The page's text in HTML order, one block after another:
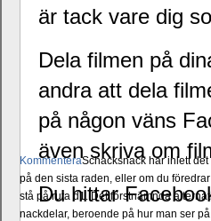
KommenteraSchacksnack har inlett
på den sista raden, eller om du
stå på ruta d1. Det förstnämnda
nackdelar, beroende på hur man ser
är tack vare dig
Dela filmen på
andra att dela
på någon väns
även skriva om
Du hittar